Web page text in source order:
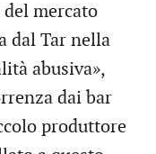
mercato
dal Tar nella
abusiva»,
dai bar
produttore